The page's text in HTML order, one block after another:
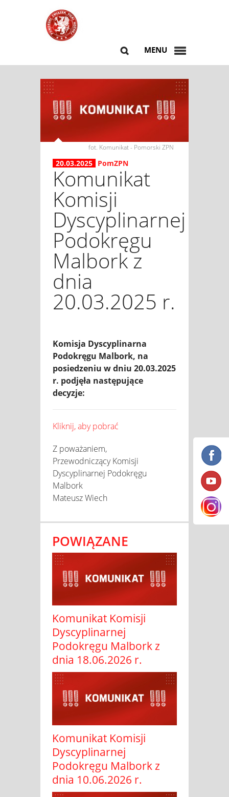
MENU
fot. Komunikat - Pomorski ZPN
20.03.2025 PomZPN
Komunikat
Komisji
Dyscyplinarnej
Podokręgu
Malbork z
dnia
20.03.2025 r.
Komisja Dyscyplinarna
Podokręgu Malbork, na
posiedzeniu w dniu 20.03.2025
r. podjęła następujące
decyzje:
Kliknij, aby pobrać
Z poważaniem,
Przewodniczący Komisji
Dyscyplinarnej Podokręgu
Malbork
Mateusz Wiech
POWIĄZANE
Komunikat Komisji
Dyscyplinarnej
Podokręgu Malbork z
dnia 18.06.2026 r.
Komunikat Komisji
Dyscyplinarnej
Podokręgu Malbork z
dnia 10.06.2026 r.